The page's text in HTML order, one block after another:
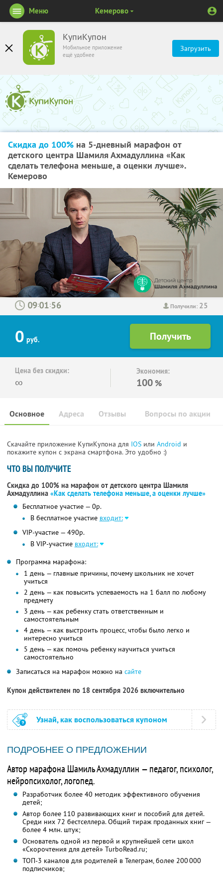
КупиКупон
Мобильное приложение
ещё удобнее
Загрузить
Меню Кемерово
Скидка до 100% на 5-дневный марафон от
детского центра Шамиля Ахмадуллина «Как
сделать телефона меньше, а оценки лучше».
Кемерово
Получили: 25
: :
0 руб.
Цена без скидки:
∞
Экономия:
100 %
Основное Отзывы Вопросы по акции
Адреса
Скачайте приложение КупиКупона для IOS или Android и
покажите купон с экрана смартфона. Это удобно :)
ЧТО ВЫ ПОЛУЧИТЕ
Скидка до 100% на марафон от детского центра Шамиля
Ахмадуллина «Как сделать телефона меньше, а оценки лучше»
Бесплатное участие — 0р.
В бесплатное участие входит:
VIP-участие — 490р.
В VIP-участие входит:
Программа марафона:
1 день — главные причины, почему школьник не хочет
учиться
2 день — как повысить успеваемость на 1 балл по любому
предмету
3 день — как ребенку стать ответственным и
самостоятельным
4 день — как выстроить процесс, чтобы было легко и
интересно учиться
5 день — как помочь ребенку научиться учиться
самостоятельно
Записаться на марафон можно на сайте
Купон действителен по 18 сентября 2026 включительно
Узнай, как воспользоваться купоном
ПОДРОБНЕЕ О ПРЕДЛОЖЕНИИ
Автор марафона Шамиль Ахмадуллин — педагог, психолог,
нейропсихолог, логопед.
Разработчик более 40 методик эффективного обучения
детей;
Автор более 110 развивающих книг и пособий для детей.
Среди них 72 бестселлера. Общий тираж проданных книг —
более 4 млн. штук;
Основатель одной из первой и крупнейшей сети школ
«Скорочтения для детей» TurboRead.ru;
ТОП-3 каналов для родителей в Телеграм, более 200 000
подписчиков;